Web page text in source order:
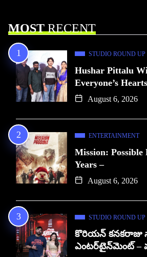
MOSTRECENT
STUDIO ROUND UP
Hushar Pittalu
Everyone’s
August 6, 2026
ENTERTAINMENT
Mission:
Years –
August 6, 2026
STUDIO ROUND UP
కొరియన్ కనకరాజు
ఎంటర్‌టైన్‌మెంట్ –